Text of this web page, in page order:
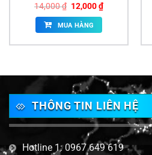
14,000₫ Giá
gốc
là:
14,000 ₫.
12,000₫Giá
hiện
MUA HÀNG
THÔNG TIN LIÊN HỆ
Hotline 1: 0967 649 619